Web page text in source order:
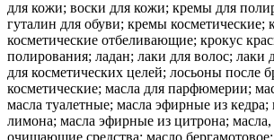
для кожи; воски для кожи; кремы для
гуталин для обуви; кремы косметические;
косметические отбеливающие; крокус
полирования; ладан; лаки для волос; лаки
для косметических целей; лосьоны после
косметические; масла для парфюмерии;
масла туалетные; масла эфирные из
лимона; масла эфирные из цитрона;
очищающие средства; масло